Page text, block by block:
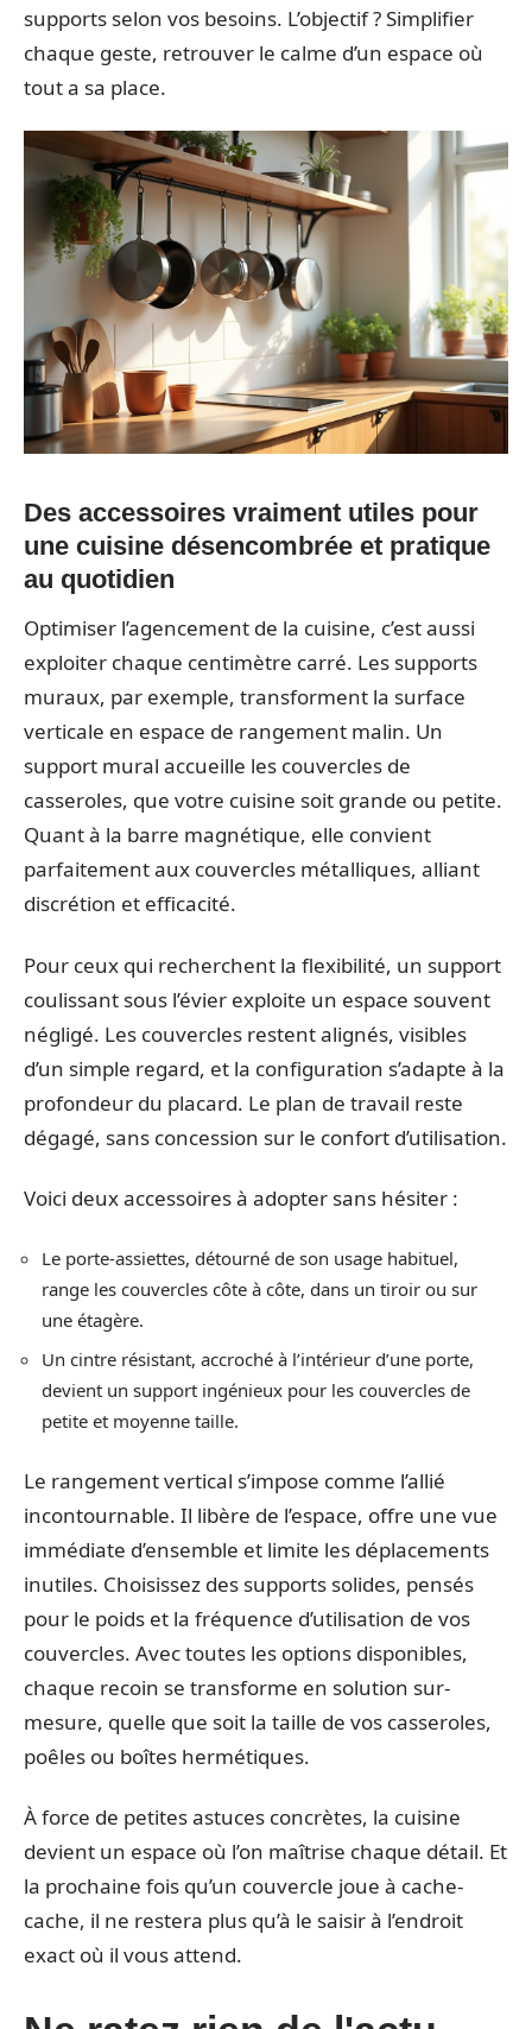
supports selon vos besoins. L’objectif ? Simplifier
chaque geste, retrouver le calme d’un espace où
tout a sa place.
Des accessoires vraiment utiles pour
une cuisine désencombrée et pratique
au quotidien
Optimiser l’agencement de la cuisine, c’est aussi
exploiter chaque centimètre carré. Les supports
muraux, par exemple, transforment la surface
verticale en espace de rangement malin. Un
support mural accueille les couvercles de
casseroles, que votre cuisine soit grande ou petite.
Quant à la barre magnétique, elle convient
parfaitement aux couvercles métalliques, alliant
discrétion et efficacité.
Pour ceux qui recherchent la flexibilité, un support
coulissant sous l’évier exploite un espace souvent
négligé. Les couvercles restent alignés, visibles
d’un simple regard, et la configuration s’adapte à la
profondeur du placard. Le plan de travail reste
dégagé, sans concession sur le confort d’utilisation.
Voici deux accessoires à adopter sans hésiter :
Le porte-assiettes, détourné de son usage habituel,
range les couvercles côte à côte, dans un tiroir ou sur
une étagère.
Un cintre résistant, accroché à l’intérieur d’une porte,
devient un support ingénieux pour les couvercles de
petite et moyenne taille.
Le rangement vertical s’impose comme l’allié
incontournable. Il libère de l’espace, offre une vue
immédiate d’ensemble et limite les déplacements
inutiles. Choisissez des supports solides, pensés
pour le poids et la fréquence d’utilisation de vos
couvercles. Avec toutes les options disponibles,
chaque recoin se transforme en solution sur-
mesure, quelle que soit la taille de vos casseroles,
poêles ou boîtes hermétiques.
À force de petites astuces concrètes, la cuisine
devient un espace où l’on maîtrise chaque détail. Et
la prochaine fois qu’un couvercle joue à cache-
cache, il ne restera plus qu’à le saisir à l’endroit
exact où il vous attend.